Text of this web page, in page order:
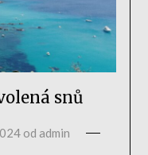
snů
od admin